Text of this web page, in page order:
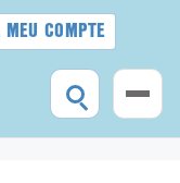
MEU COMPTE